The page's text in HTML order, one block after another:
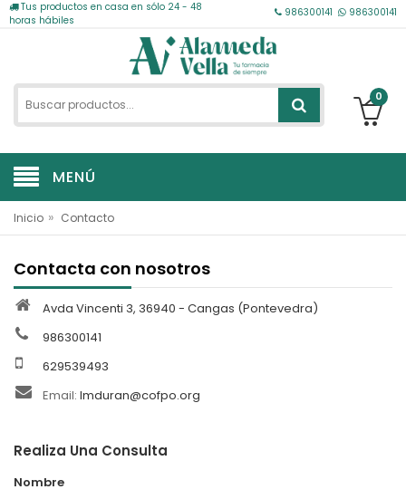
Tus productos en casa en sólo 24 - 48
horas hábiles
986300141 986300141
0
MENÚ
Inicio » Contacto
Contacta con nosotros
Avda Vincenti 3, 36940 - Cangas (Pontevedra)
986300141
629539493
Email: lmduran@cofpo.org
Realiza Una Consulta
Nombre